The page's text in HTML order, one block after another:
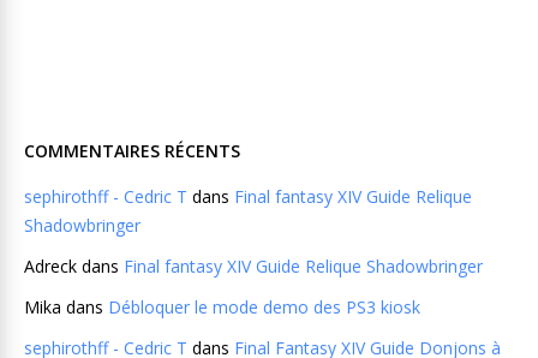
COMMENTAIRES RÉCENTS
sephirothff - Cedric T dans Final fantasy XIV Guide Relique
Shadowbringer
Adreck dans Final fantasy XIV Guide Relique Shadowbringer
Mika dans Débloquer le mode demo des PS3 kiosk
sephirothff - Cedric T dans Final Fantasy XIV Guide Donjons à